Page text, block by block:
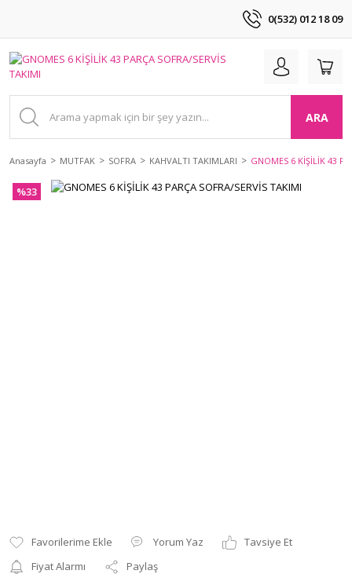
0(532) 012 18 09
ARA
Anasayfa MUTFAK SOFRA KAHVALTI TAKIMLARI GNOMES 6 KİŞİLİK 43
%33
Yorum Yaz
Tavsiye Et
Fiyat Alarmı
Paylaş